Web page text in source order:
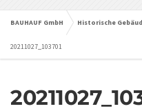
BAUHAUF GmbH Historische
20211027_103701